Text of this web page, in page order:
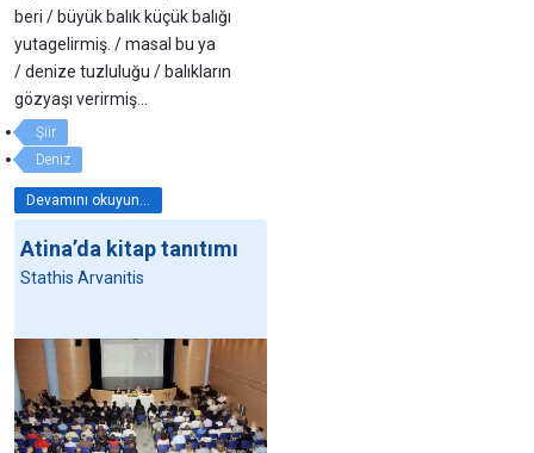
beri / büyük balık küçük balığı
yutagelirmiş. / masal bu ya
/ denize tuzluluğu / balıkların
gözyaşı verirmiş...
Şiir
Deniz
Devamını okuyun...
Atina’da kitap tanıtımı
Stathis Arvanitis